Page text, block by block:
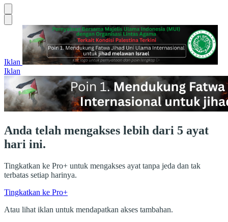
Iklan
Iklan
Anda telah mengakses lebih dari 5 ayat
hari ini.
Tingkatkan ke Pro+ untuk mengakses ayat tanpa jeda dan tak
terbatas setiap harinya.
Tingkatkan ke Pro+
Atau lihat iklan untuk mendapatkan akses tambahan.